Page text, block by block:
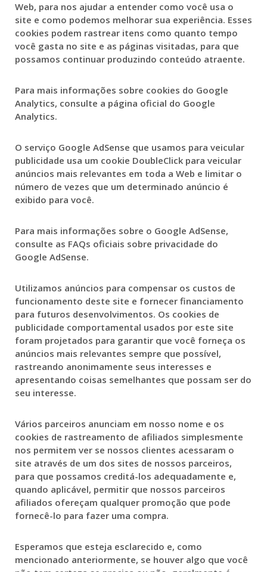
Web, para nos ajudar a entender como você usa o
site e como podemos melhorar sua experiência. Esses
cookies podem rastrear itens como quanto tempo
você gasta no site e as páginas visitadas, para que
possamos continuar produzindo conteúdo atraente.
Para mais informações sobre cookies do Google
Analytics, consulte a página oficial do Google
Analytics.
O serviço Google AdSense que usamos para veicular
publicidade usa um cookie DoubleClick para veicular
anúncios mais relevantes em toda a Web e limitar o
número de vezes que um determinado anúncio é
exibido para você.
Para mais informações sobre o Google AdSense,
consulte as FAQs oficiais sobre privacidade do
Google AdSense.
Utilizamos anúncios para compensar os custos de
funcionamento deste site e fornecer financiamento
para futuros desenvolvimentos. Os cookies de
publicidade comportamental usados por este site
foram projetados para garantir que você forneça os
anúncios mais relevantes sempre que possível,
rastreando anonimamente seus interesses e
apresentando coisas semelhantes que possam ser do
seu interesse.
Vários parceiros anunciam em nosso nome e os
cookies de rastreamento de afiliados simplesmente
nos permitem ver se nossos clientes acessaram o
site através de um dos sites de nossos parceiros,
para que possamos creditá-los adequadamente e,
quando aplicável, permitir que nossos parceiros
afiliados ofereçam qualquer promoção que pode
fornecê-lo para fazer uma compra.
Esperamos que esteja esclarecido e, como
mencionado anteriormente, se houver algo que você